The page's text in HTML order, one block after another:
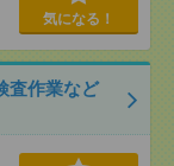
気になる！
査作業など